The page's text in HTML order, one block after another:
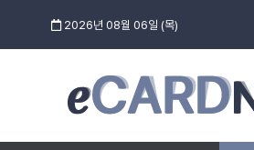
2026년 08월 06일 (목)